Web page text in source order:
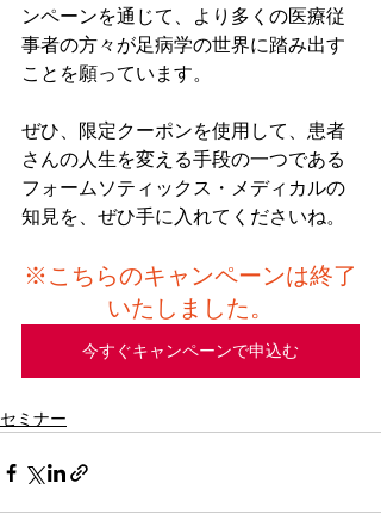
ンペーンを通じて、より多くの医療従
事者の方々が足病学の世界に踏み出す
ことを願っています。
ぜひ、限定クーポンを使用して、患者
さんの人生を変える手段の一つである
フォームソティックス・メディカルの
知見を、ぜひ手に入れてくださいね。
※こちらのキャンペーンは終了
いたしました。
今すぐキャンペーンで申込む
セミナー